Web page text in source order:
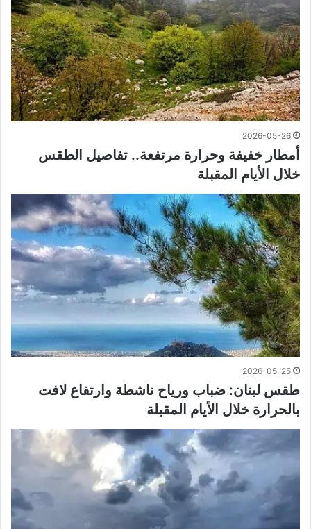
2026-05-26
أمطار خفيفة وحرارة مرتفعة.. تفاصيل الطقس
خلال الأيام المقبلة
2026-05-25
طقس لبنان: ضباب ورياح ناشطة وارتفاع لافت
بالحرارة خلال الأيام المقبلة